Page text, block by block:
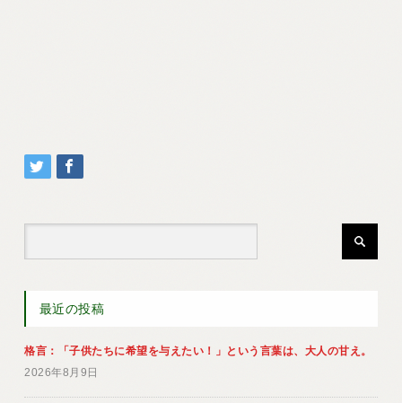
最近の投稿
格言：「子供たちに希望を与えたい！」という言葉は、大人の甘え。
2026年8月9日